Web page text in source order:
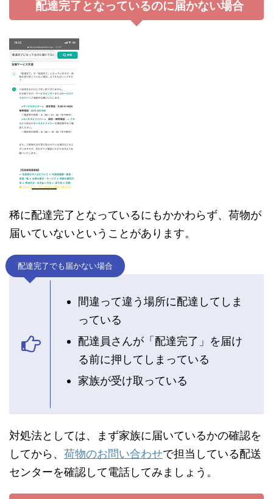
配達完了となっているのに届かない場合
稀に配達完了となっているにもかかわらず、荷物が
届いていないということがあります。
配達完了でも届かない場合
間違って違う場所に配達してしま
っている
配達員さんが「配達完了」を届け
る前に押してしまっている
家族が受け取っている
対処法としては、まず家族に届いているかの確認を
してから、 荷物のお問い合わせで担当している配送
センターを確認して電話してみましょう。